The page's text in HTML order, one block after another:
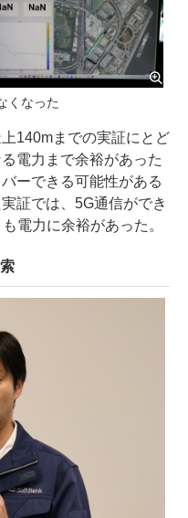
くなった
140mまでの実証にとど
電力まで余裕があった
ーできる可能性がある
証では、5G通信ができ
電力に余裕があった。